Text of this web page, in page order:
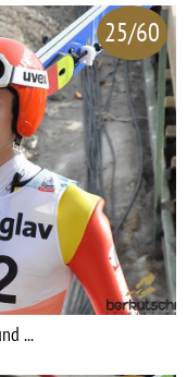
25/60
...